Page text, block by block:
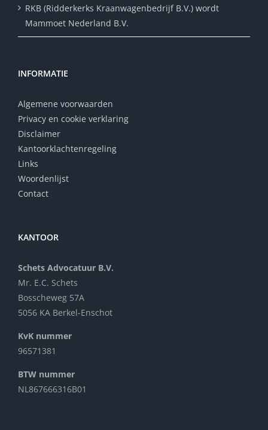
RKB (Ridderkerks Kraanwagenbedrijf B.V.) wordt
Mammoet Nederland B.V.
INFORMATIE
Algemene voorwaarden
Privacy en cookie verklaring
Disclaimer
Kantoorklachtenregeling
Links
Woordenlijst
Contact
KANTOOR
Schets Advocatuur B.V.
Mr. E.C. Schets
Bosscheweg 57A
5056 KA Berkel-Enschot
KvK nummer
96571381
BTW nummer
NL867666316B01